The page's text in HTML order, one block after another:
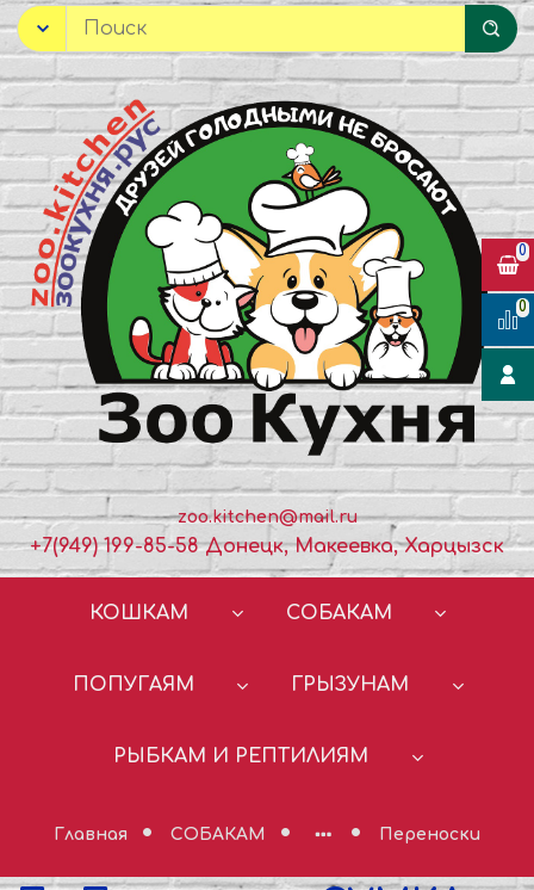
zoo.kitchen@mail.ru
+7(949) 199-85-58 Донецк, Макеевка, Харцызск
КОШКАМ СОБАКАМ
ПОПУГАЯМ ГРЫЗУНАМ
РЫБКАМ И РЕПТИЛИЯМ
Главная СОБАКАМ Переноски
0
0